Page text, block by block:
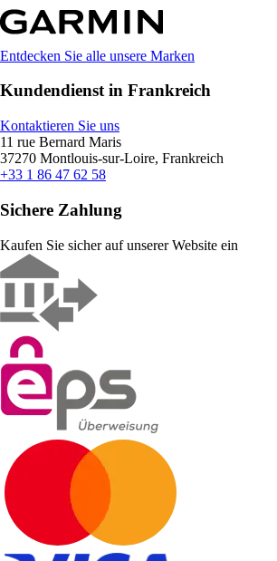
Entdecken Sie alle unsere Marken
Kundendienst in Frankreich
Kontaktieren Sie uns
11 rue Bernard Maris
37270 Montlouis-sur-Loire, Frankreich
+33 1 86 47 62 58
Sichere Zahlung
Kaufen Sie sicher auf unserer Website ein